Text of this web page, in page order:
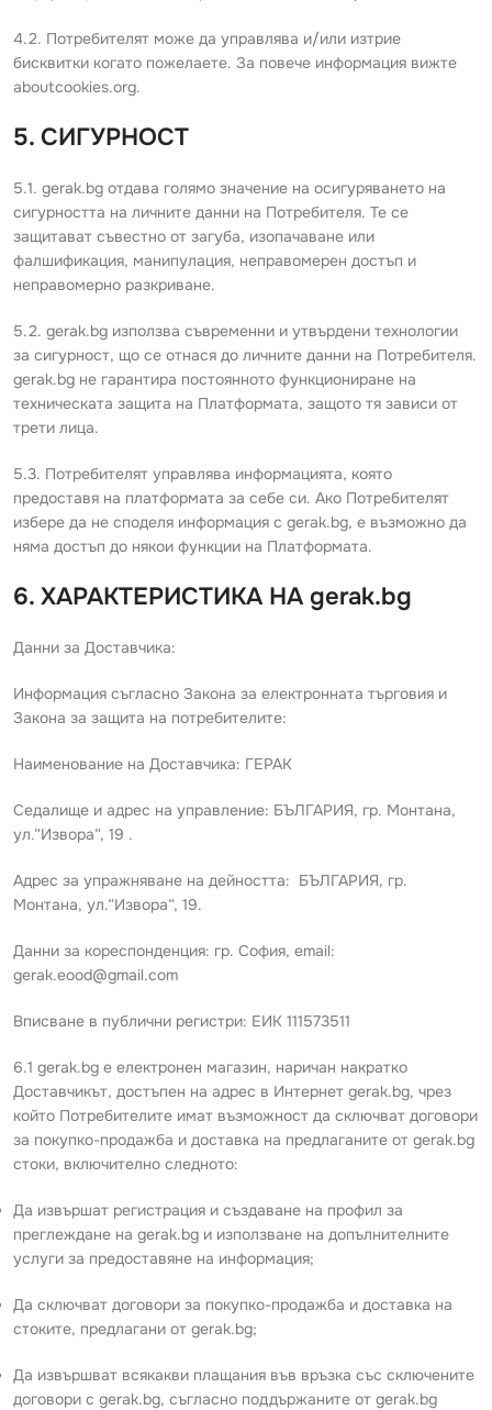
4.2. Потребителят може да управлява и/или изтрие
бисквитки когато пожелаете. За повече информация вижте
aboutcookies.org.
5. СИГУРНОСТ
5.1. gerak.bg отдава голямо значение на осигуряването на
сигурността на личните данни на Потребителя. Те се
защитават съвестно от загуба, изопачаване или
фалшификация, манипулация, неправомерен достъп и
неправомерно разкриване.
5.2. gerak.bg използва съвременни и утвърдени технологии
за сигурност, що се отнася до личните данни на Потребителя.
gerak.bg не гарантира постоянното функциониране на
техническата защита на Платформата, защото тя зависи от
трети лица.
5.3. Потребителят управлява информацията, която
предоставя на платформата за себе си. Ако Потребителят
избере да не споделя информация с gerak.bg, е възможно да
няма достъп до някои функции на Платформата.
6. ХАРАКТЕРИСТИКА НА gerak.bg
Данни за Доставчика:
Информация съгласно Закона за електронната търговия и
Закона за защита на потребителите:
Наименование на Доставчика: ГЕРАК
Седалище и адрес на управление: БЪЛГАРИЯ, гр. Монтана,
ул.“Извора“, 19 .
Адрес за упражняване на дейността: БЪЛГАРИЯ, гр.
Монтана, ул.“Извора“, 19.
Данни за кореспонденция: гр. София, email:
gerak.eood@gmail.com
Вписване в публични регистри: ЕИК 111573511
6.1 gerak.bg е електронен магазин, наричан накратко
Доставчикът, достъпен на адрес в Интернет gerak.bg, чрез
който Потребителите имат възможност да сключват договори
за покупко-продажба и доставка на предлаганите от gerak.bg
стоки, включително следното:
Да извършат регистрация и създаване на профил за
преглеждане на gerak.bg и използване на допълнителните
услуги за предоставяне на информация;
Да сключват договори за покупко-продажба и доставка на
стоките, предлагани от gerak.bg;
Да извършват всякакви плащания във връзка със сключените
договори с gerak.bg, съгласно поддържаните от gerak.bg